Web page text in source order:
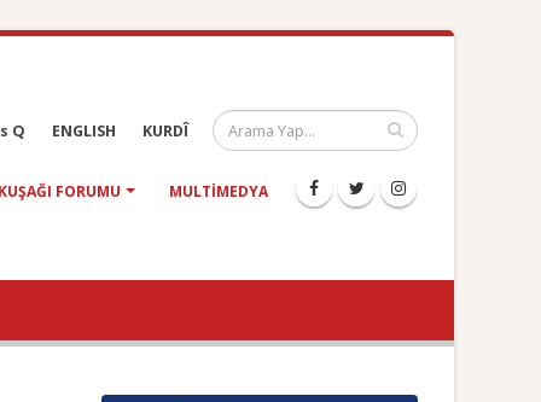
Q ENGLISH KURDÎ
FORUMU MULTIMEDYA